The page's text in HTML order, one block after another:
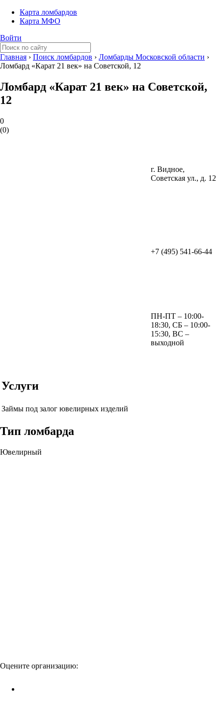
Карта ломбардов
Карта МФО
Войти
Главная › Поиск ломбардов › Ломбарды Московской области ›
Ломбард «Карат 21 век» на Советской, 12
Ломбард «Карат 21 век» на Советской,
12
0
(0)
г. Видное,
Советская ул., д. 12
+7 (495) 541-66-44
ПН-ПТ – 10:00-
18:30, СБ – 10:00-
15:30, ВС –
выходной
Услуги
Займы под залог ювелирных изделий
Тип ломбарда
Ювелирный
Оцените организацию: